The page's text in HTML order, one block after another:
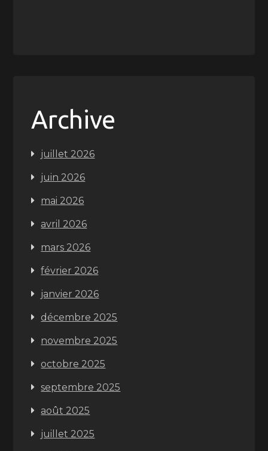
Archive
juillet 2026
juin 2026
mai 2026
avril 2026
mars 2026
février 2026
janvier 2026
décembre 2025
novembre 2025
octobre 2025
septembre 2025
août 2025
juillet 2025